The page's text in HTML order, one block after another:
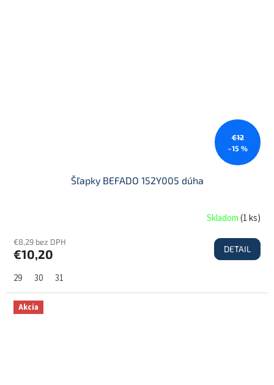
€12
–15 %
Šľapky BEFADO 152Y005 dúha
Skladom(1 ks)
€8,29 bez DPH
€10,20 DETAIL
29 30 31
Akcia